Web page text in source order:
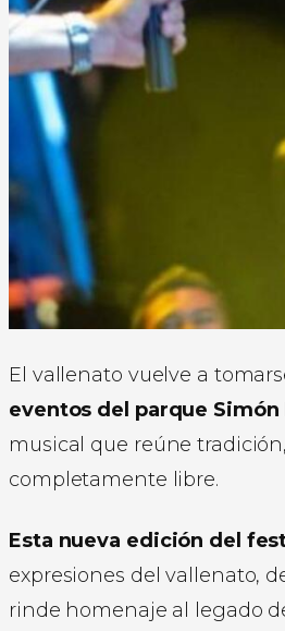
El vallenato vuelve a
eventos del parque Simón
musical que reúne
completamente libre.
Esta nueva edición del
expresiones del vallenato,
rinde homenaje al legado